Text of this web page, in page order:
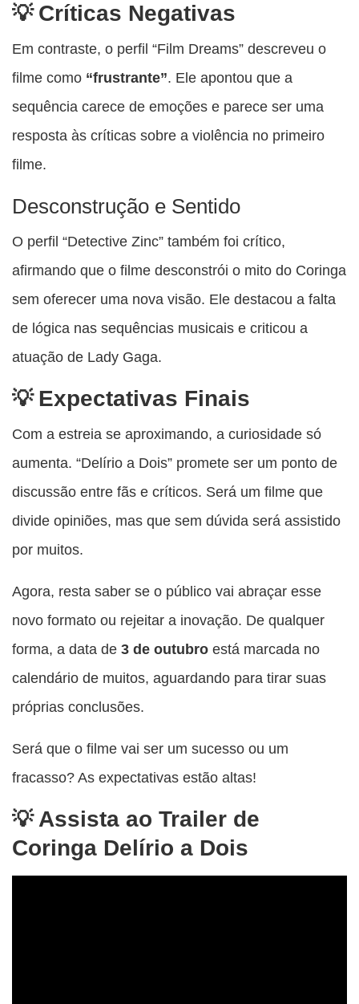
Críticas Negativas
Em contraste, o perfil “Film Dreams” descreveu o
filme como “frustrante”. Ele apontou que a
sequência carece de emoções e parece ser uma
resposta às críticas sobre a violência no primeiro
filme.
Desconstrução e Sentido
O perfil “Detective Zinc” também foi crítico,
afirmando que o filme desconstrói o mito do Coringa
sem oferecer uma nova visão. Ele destacou a falta
de lógica nas sequências musicais e criticou a
atuação de Lady Gaga.
Expectativas Finais
Com a estreia se aproximando, a curiosidade só
aumenta. “Delírio a Dois” promete ser um ponto de
discussão entre fãs e críticos. Será um filme que
divide opiniões, mas que sem dúvida será assistido
por muitos.
Agora, resta saber se o público vai abraçar esse
novo formato ou rejeitar a inovação. De qualquer
forma, a data de 3 de outubro está marcada no
calendário de muitos, aguardando para tirar suas
próprias conclusões.
Será que o filme vai ser um sucesso ou um
fracasso? As expectativas estão altas!
Assista ao Trailer de
Coringa Delírio a Dois